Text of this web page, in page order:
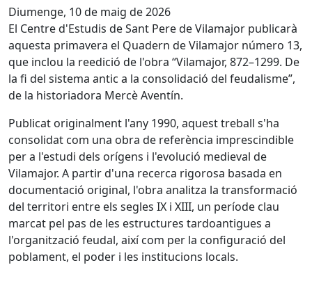
Diumenge, 10 de maig de 2026
El Centre d'Estudis de Sant Pere de Vilamajor publicarà
aquesta primavera el Quadern de Vilamajor número 13,
que inclou la reedició de l'obra “Vilamajor, 872–1299. De
la fi del sistema antic a la consolidació del feudalisme”,
de la historiadora Mercè Aventín.
Publicat originalment l'any 1990, aquest treball s'ha
consolidat com una obra de referència imprescindible
per a l'estudi dels orígens i l'evolució medieval de
Vilamajor. A partir d'una recerca rigorosa basada en
documentació original, l'obra analitza la transformació
del territori entre els segles IX i XIII, un període clau
marcat pel pas de les estructures tardoantigues a
l'organització feudal, així com per la configuració del
poblament, el poder i les institucions locals.